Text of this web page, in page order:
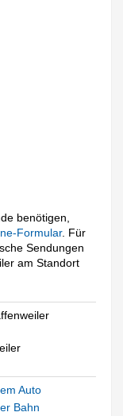
benötigen,
Formular. Für
Sendungen
am Standort
Auto
Bahn